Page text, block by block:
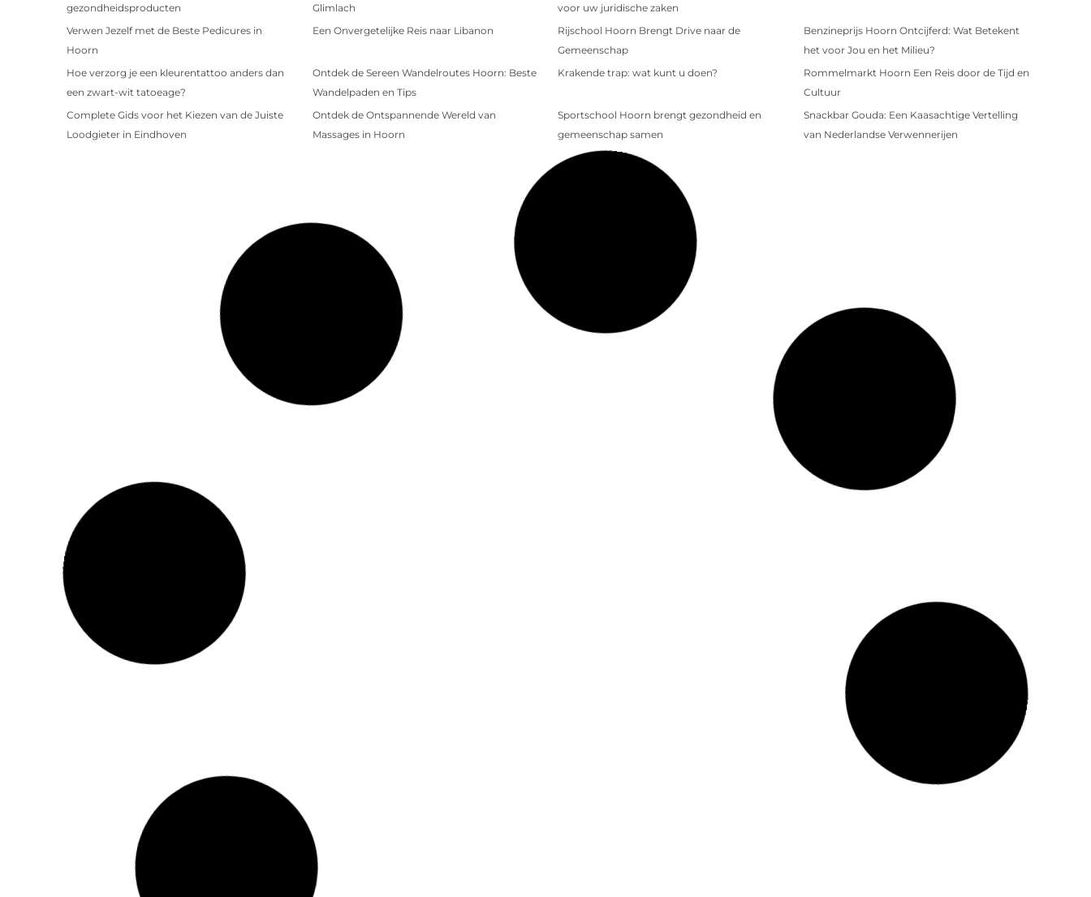
gezondheidsproducten
Glimlach
voor uw juridische zaken
Verwen Jezelf met de Beste Pedicures in
Hoorn
Een Onvergetelijke Reis naar Libanon
Rijschool Hoorn Brengt Drive naar de
Gemeenschap
Benzineprijs Hoorn Ontcijferd: Wat Betekent
het voor Jou en het Milieu?
Hoe verzorg je een kleurentattoo anders dan
een zwart-wit tatoeage?
Ontdek de Sereen Wandelroutes Hoorn: Beste
Wandelpaden en Tips
Krakende trap: wat kunt u doen?
Rommelmarkt Hoorn Een Reis door de Tijd en
Cultuur
Complete Gids voor het Kiezen van de Juiste
Loodgieter in Eindhoven
Ontdek de Ontspannende Wereld van
Massages in Hoorn
Sportschool Hoorn brengt gezondheid en
gemeenschap samen
Snackbar Gouda: Een Kaasachtige Vertelling
van Nederlandse Verwennerijen
Blijf Op De Hoogte Met Het Laatste Nieuws Uit
Hoe Spijkenisse een Stroomstoring Overleefde
en Wat We Daaruit Kunnen Leren
De 5 geboden voor de avontuurlijke fietser
Duik in de wereld van 123-Theorie: Jouw
sleutel tot rijsucces!
De Ultieme Gids voor het Vinden van een
Betrouwbare Elektricien in Almere
Van Tent tot Luxe: De Diverse Werelden van
De Voordelen van een Internationale
Transportpartner: Melis Logistics als
Uitstekende Keuze
Ontdek de verrassende voordelen van slim
schakelmateriaal in je woning
Hoe werkt een haartransplantatie?
De fouten die je moet voorkomen tijdens het
Waarom elke kok een hakmolen moet hebben
De toekomst van borduren: innovaties en
Doos op maat: optimaliseer jouw
verpakkingen voor succes
Waarom een luchtreiniger aanschaffen?